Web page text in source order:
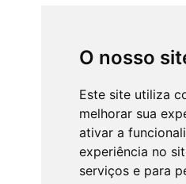
O nosso
Este site utiliza
melhorar sua
ativar a
experiência no
serviços e para